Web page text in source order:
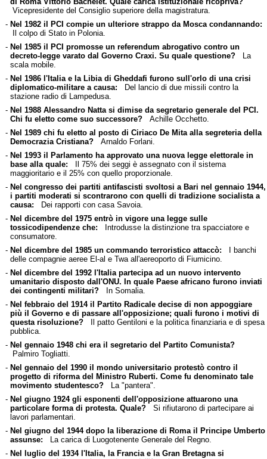
Vicepresidente del Consiglio superiore della magistratura.
- Nel 1982 il PCI compie un ulteriore strappo da Mosca condannando:
Il colpo di Stato in Polonia.
- Nel 1985 il PCI promosse un referendum abrogativo contro un
decreto-legge varato dal Governo Craxi. Su quale questione?La
scala mobile.
- Nel 1986 l'Italia e la Libia di Gheddafi furono sull'orlo di una crisi
diplomatico-militare a causa: Del lancio di due missili contro la
stazione radio di Lampedusa.
- Nel 1988 Alessandro Natta si dimise da segretario generale del PCI.
Chi fu eletto come suo successore?Achille Occhetto.
- Nel 1989 chi fu eletto al posto di Ciriaco De Mita alla segreteria della
Democrazia Cristiana?Arnaldo Forlani.
- Nel 1993 il Parlamento ha approvato una nuova legge elettorale in
base alla quale: Il 75% dei seggi è assegnato con il sistema
maggioritario e il 25% con quello proporzionale.
- Nel congresso dei partiti antifascisti svoltosi a Bari nel gennaio 1944,
i partiti moderati si scontrarono con quelli di tradizione socialista a
causa: Dei rapporti con casa Savoia.
- Nel dicembre del 1975 entrò in vigore una legge sulle
tossicodipendenze che: Introdusse la distinzione tra spacciatore e
consumatore.
- Nel dicembre del 1985 un commando terroristico attaccò: I banchi
delle compagnie aeree El-al e Twa all'aereoporto di Fiumicino.
- Nel dicembre del 1992 l'Italia partecipa ad un nuovo intervento
umanitario disposto dall'ONU. In quale Paese africano furono inviati
dei contingenti militari?In Somalia.
- Nel febbraio del 1914 il Partito Radicale decise di non appoggiare
più il Governo e di passare all'opposizione; quali furono i motivi di
questa risoluzione?Il patto Gentiloni e la politica finanziaria e di spesa
pubblica.
- Nel gennaio 1948 chi era il segretario del Partito Comunista?
Palmiro Togliatti.
- Nel gennaio del 1990 il mondo universitario protestò contro il
progetto di riforma del Ministro Ruberti. Come fu denominato tale
movimento studentesco?La "pantera".
- Nel giugno 1924 gli esponenti dell'opposizione attuarono una
particolare forma di protesta. Quale?Si rifiutarono di partecipare ai
lavori parlamentari.
- Nel giugno del 1944 dopo la liberazione di Roma il Principe Umberto
assunse: La carica di Luogotenente Generale del Regno.
- Nel luglio del 1934 l'Italia, la Francia e la Gran Bretagna si